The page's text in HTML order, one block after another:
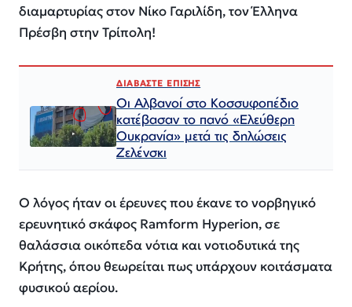
διαμαρτυρίας στον Νίκο Γαριλίδη, τον Έλληνα
Πρέσβη στην Τρίπολη!
ΔΙΑΒΑΣΤΕ ΕΠΙΣΗΣ
Οι Αλβανοί στο Κοσσυφοπέδιο
κατέβασαν το πανό «Ελεύθερη
Ουκρανία» μετά τις δηλώσεις
Ζελένσκι
Ο λόγος ήταν οι έρευνες που έκανε το νορβηγικό
ερευνητικό σκάφος Ramform Hyperion, σε
θαλάσσια οικόπεδα νότια και νοτιοδυτικά της
Κρήτης, όπου θεωρείται πως υπάρχουν κοιτάσματα
φυσικού αερίου.